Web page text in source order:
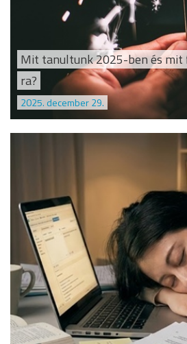
Mit tanultunk 2025-ben és
ra?
2025. december 29.